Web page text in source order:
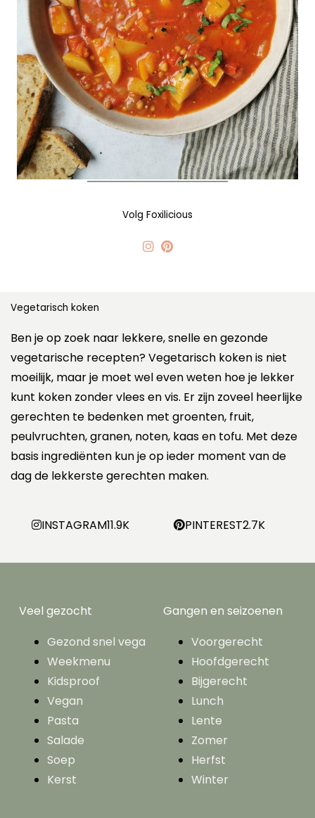
Volg Foxilicious
Vegetarisch koken
Ben je op zoek naar lekkere, snelle en gezonde
vegetarische recepten? Vegetarisch koken is niet
moeilijk, maar je moet wel even weten hoe je lekker
kunt koken zonder vlees en vis. Er zijn zoveel heerlijke
gerechten te bedenken met groenten, fruit,
peulvruchten, granen, noten, kaas en tofu. Met deze
basis ingrediënten kun je op ieder moment van de
dag de lekkerste gerechten maken.
INSTAGRAM11.9K PINTEREST2.7K
Veel gezocht
Gezond snel vega
Weekmenu
Kidsproof
Vegan
Pasta
Salade
Soep
Kerst
Gangen en seizoenen
Voorgerecht
Hoofdgerecht
Bijgerecht
Lunch
Lente
Zomer
Herfst
Winter